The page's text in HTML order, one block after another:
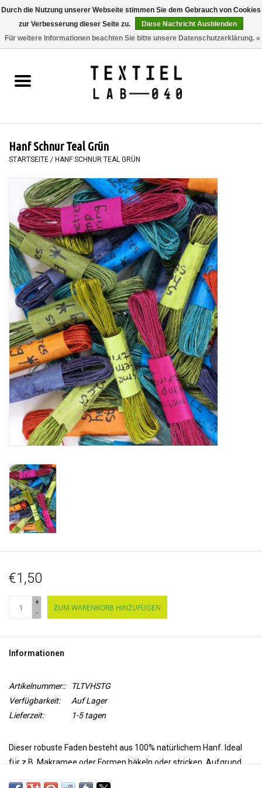
0 Artikel - €0,00
BÜCHER
MALEN
TEXTIL
WORKSHOPS
SPECIALS
WERKZEUGE
Hanf Schnur Teal Grün
STARTSEITE / HANF SCHNUR TEAL GRÜN
€1,50
+
-
ZUM WARENKORB HINZUFÜGEN
Informationen
Artikelnummer::
TLTVHSTG
Verfügbarkeit:
Auf Lager
Lieferzeit:
1-5 tagen
Dieser robuste Faden besteht aus 100% natürlichem Hanf. Ideal
für z.B. Makramee oder Formen häkeln oder stricken. Aufgrund
Durch die Nutzung unserer Webseite stimmen Sie dem Gebrauch von Cookies
zur Verbesserung dieser Seite zu.
Diese Nachricht Ausblenden
Für weitere Informationen beachten Sie bitte unsere Datenschutzerklärung. »